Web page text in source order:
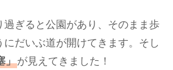
過ぎると公園があり、そのまま歩
にだいぶ道が開けてきます。そし
」が見えてきました！